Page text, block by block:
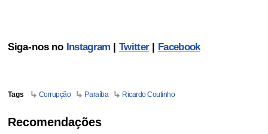
Siga-nos no Instagram |Twitter| Facebook
Tags Corrupção Paraíba Ricardo Coutinho
Recomendações